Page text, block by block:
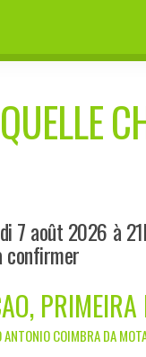
7 août 2026 à
confirmer
PRIMEIRA
ANTONIO COIMBRA DA